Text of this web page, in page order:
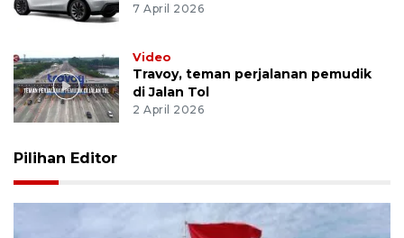
7 April 2026
Video
Travoy, teman perjalanan pemudik
di Jalan Tol
2 April 2026
Pilihan Editor